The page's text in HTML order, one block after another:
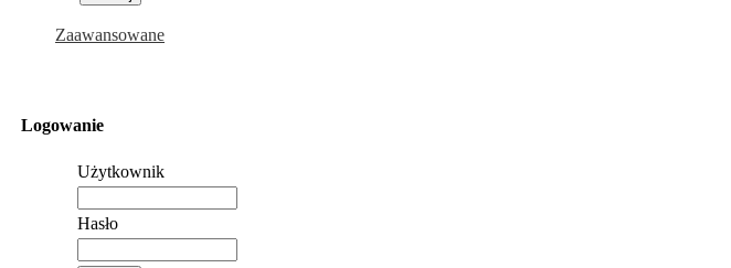
Zaawansowane
Logowanie
Użytkownik
Hasło